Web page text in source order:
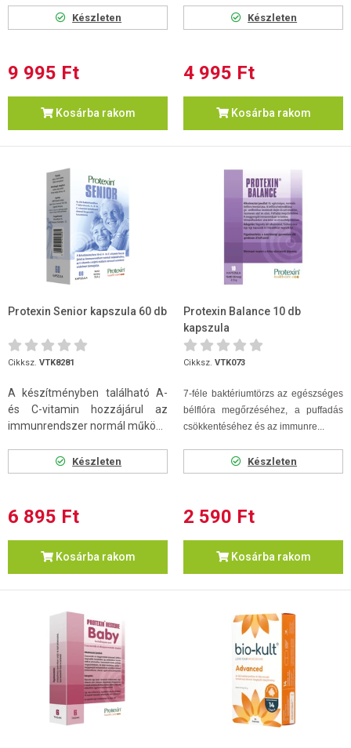
Készleten
9 995 Ft
Kosárba rakom
Készleten
4 995 Ft
Kosárba rakom
Protexin Senior kapszula 60 db
Cikksz. VTK8281
A készítményben található A-
és C-vitamin hozzájárul az
immunrendszer normál műkö...
Készleten
6 895 Ft
Kosárba rakom
Protexin Balance 10 db
kapszula
Cikksz. VTK073
7-féle baktériumtörzs az egészséges
bélflóra megőrzéséhez, a puffadás
csökkentéséhez és az immunre...
Készleten
2 590 Ft
Kosárba rakom